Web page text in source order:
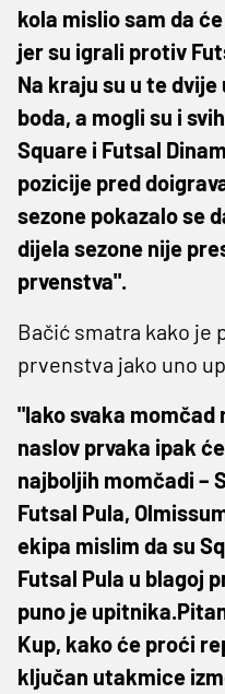
kola mislio sam da
jer su igrali protiv
Na kraju su u te
boda, a mogli su i
Square i Futsal
pozicije pred
sezone pokazalo se
dijela sezone nije
prvenstva".
Bačić smatra kako je
prvenstva jako uno
"Iako svaka momčad
naslov prvaka ipak
najboljih momčadi –
Futsal Pula,
ekipa mislim da su
Futsal Pula u blagoj
puno je
Kup, kako će proći
ključan utakmice